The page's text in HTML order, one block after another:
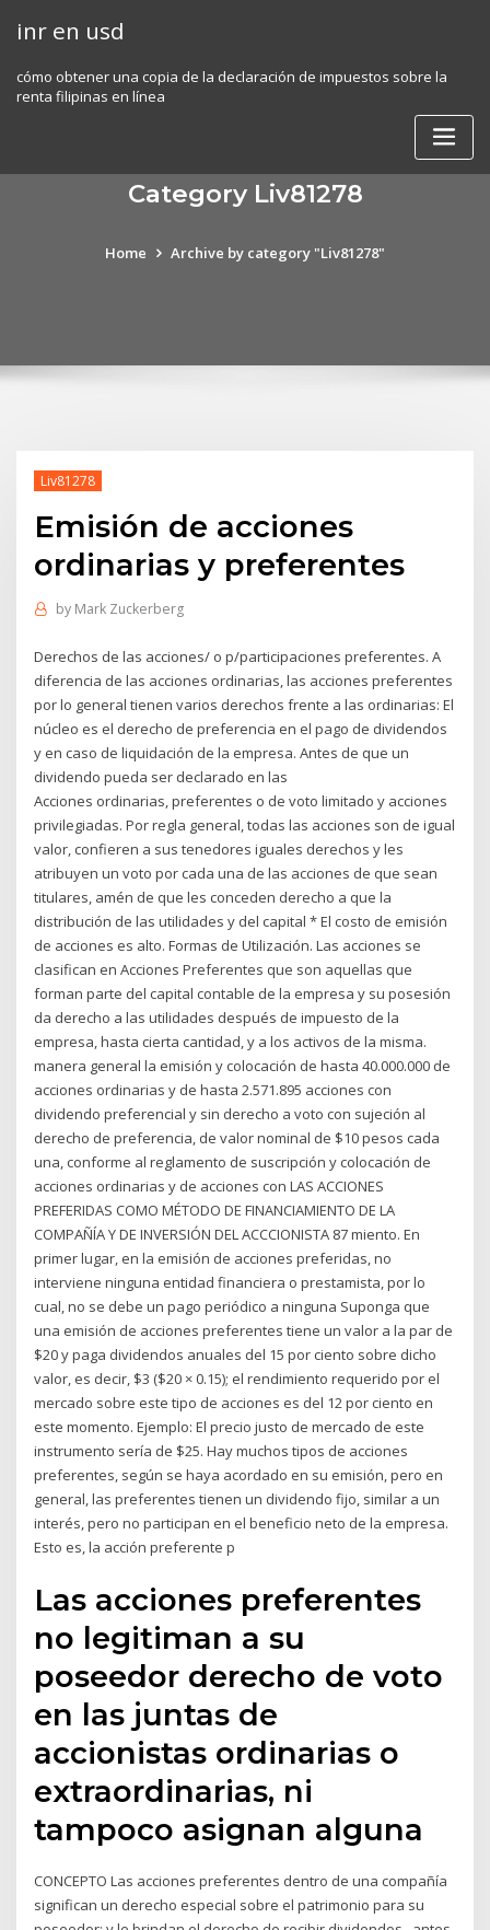
inr en usd
cómo obtener una copia de la declaración de impuestos sobre la
renta filipinas en línea
Category Liv81278
Home Archive by category "Liv81278"
Liv81278
Emisión de acciones
ordinarias y preferentes
by Mark Zuckerberg
Derechos de las acciones/ o p/participaciones preferentes. A
diferencia de las acciones ordinarias, las acciones preferentes
por lo general tienen varios derechos frente a las ordinarias: El
núcleo es el derecho de preferencia en el pago de dividendos
y en caso de liquidación de la empresa. Antes de que un
dividendo pueda ser declarado en las
Acciones ordinarias, preferentes o de voto limitado y acciones
privilegiadas. Por regla general, todas las acciones son de igual
valor, confieren a sus tenedores iguales derechos y les
atribuyen un voto por cada una de las acciones de que sean
titulares, amén de que les conceden derecho a que la
distribución de las utilidades y del capital * El costo de emisión
de acciones es alto. Formas de Utilización. Las acciones se
clasifican en Acciones Preferentes que son aquellas que
forman parte del capital contable de la empresa y su posesión
da derecho a las utilidades después de impuesto de la
empresa, hasta cierta cantidad, y a los activos de la misma.
manera general la emisión y colocación de hasta 40.000.000 de
acciones ordinarias y de hasta 2.571.895 acciones con
dividendo preferencial y sin derecho a voto con sujeción al
derecho de preferencia, de valor nominal de $10 pesos cada
una, conforme al reglamento de suscripción y colocación de
acciones ordinarias y de acciones con LAS ACCIONES
PREFERIDAS COMO MÉTODO DE FINANCIAMIENTO DE LA
COMPAÑÍA Y DE INVERSIÓN DEL ACCCIONISTA 87 miento. En
primer lugar, en la emisión de acciones preferidas, no
interviene ninguna entidad financiera o prestamista, por lo
cual, no se debe un pago periódico a ninguna Suponga que
una emisión de acciones preferentes tiene un valor a la par de
$20 y paga dividendos anuales del 15 por ciento sobre dicho
valor, es decir, $3 ($20 × 0.15); el rendimiento requerido por el
mercado sobre este tipo de acciones es del 12 por ciento en
este momento. Ejemplo: El precio justo de mercado de este
instrumento sería de $25. Hay muchos tipos de acciones
preferentes, según se haya acordado en su emisión, pero en
general, las preferentes tienen un dividendo fijo, similar a un
interés, pero no participan en el beneficio neto de la empresa.
Esto es, la acción preferente p
Las acciones preferentes
no legitiman a su
poseedor derecho de voto
en las juntas de
accionistas ordinarias o
extraordinarias, ni
tampoco asignan alguna
CONCEPTO Las acciones preferentes dentro de una compañía
significan un derecho especial sobre el patrimonio para su